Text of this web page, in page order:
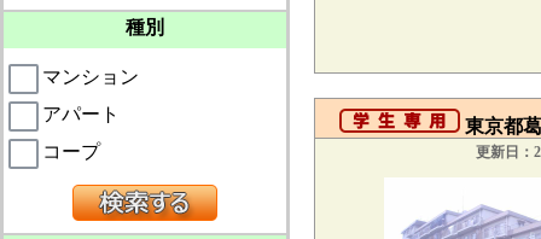
種別
マンション
アパート
コープ
東京都
更新日：